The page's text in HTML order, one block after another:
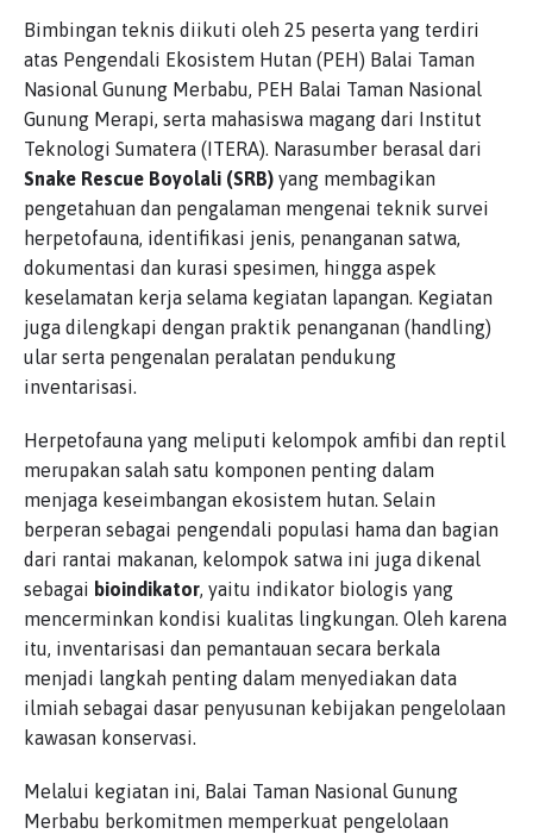
Bimbingan teknis diikuti oleh 25 peserta yang terdiri
atas Pengendali Ekosistem Hutan (PEH) Balai Taman
Nasional Gunung Merbabu, PEH Balai Taman Nasional
Gunung Merapi, serta mahasiswa magang dari Institut
Teknologi Sumatera (ITERA). Narasumber berasal dari
Snake Rescue Boyolali (SRB) yang membagikan
pengetahuan dan pengalaman mengenai teknik survei
herpetofauna, identifikasi jenis, penanganan satwa,
dokumentasi dan kurasi spesimen, hingga aspek
keselamatan kerja selama kegiatan lapangan. Kegiatan
juga dilengkapi dengan praktik penanganan (handling)
ular serta pengenalan peralatan pendukung
inventarisasi.
Herpetofauna yang meliputi kelompok amfibi dan reptil
merupakan salah satu komponen penting dalam
menjaga keseimbangan ekosistem hutan. Selain
berperan sebagai pengendali populasi hama dan bagian
dari rantai makanan, kelompok satwa ini juga dikenal
sebagai bioindikator, yaitu indikator biologis yang
mencerminkan kondisi kualitas lingkungan. Oleh karena
itu, inventarisasi dan pemantauan secara berkala
menjadi langkah penting dalam menyediakan data
ilmiah sebagai dasar penyusunan kebijakan pengelolaan
kawasan konservasi.
Melalui kegiatan ini, Balai Taman Nasional Gunung
Merbabu berkomitmen memperkuat pengelolaan